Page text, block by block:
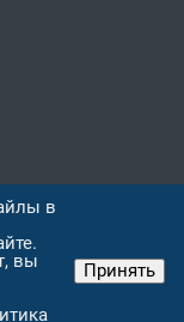
в
вы
Принять